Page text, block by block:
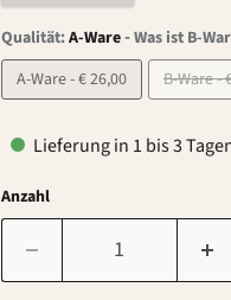
Qualität:A-Ware-Was ist B-
A-Ware - € 26,00
B-
Lieferung in 1 bis 3
Anzahl